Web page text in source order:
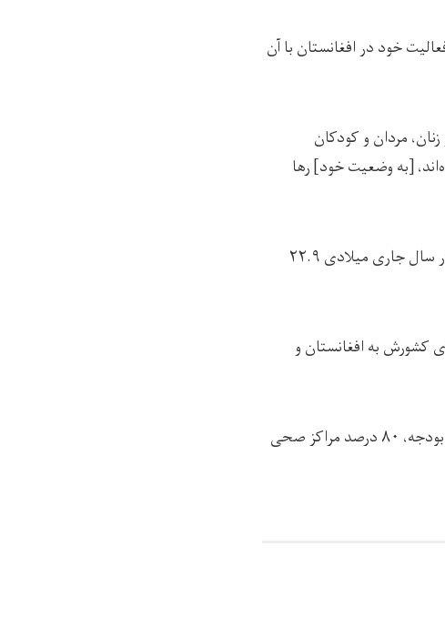
«این چالش‌برانگیزترین وضعیت است که ان‌آرسی در ۲۲ سال فعالیت خود در افغانستان با آن
مردان و کودکان
[به وضعیت خود] رها
براساس آمار دفتر هماهنگ‌کننده‌ی کمک‌های بشردوستانه‌ی سازمان ملل متحد (اوچا)، در سال جاری میلادی ۲۲.۹
کشورش به افغانستان و
در پی کاهش کمک‌ها، سازمان جهانی صحت در افغانستان هشدار داد که به‌دلیل کمبود بودجه، ۸۰ درصد مراکز صحی